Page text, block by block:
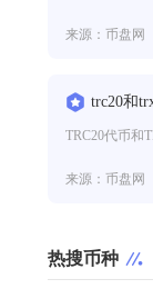
来源：币盘网
trc20和
来源：币盘网
热搜币种